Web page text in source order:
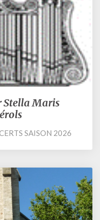
Stella Maris
SAISON 2026